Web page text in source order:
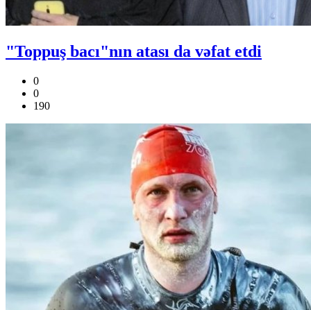
"Toppuş bacı"nın atası da vəfat etdi
0
0
190